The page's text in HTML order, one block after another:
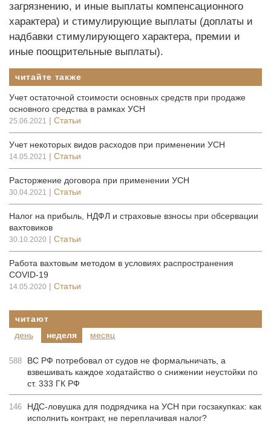
загрязнению, и иные выплаты компенсационного
характера) и стимулирующие выплаты (доплаты и
надбавки стимулирующего характера, премии и
иные поощрительные выплаты).
читайте также
Учет остаточной стоимости основных средств при продаже
основного средства в рамках УСН
25.06.2021 | Статьи
Учет некоторых видов расходов при применении УСН
14.05.2021 | Статьи
Расторжение договора при применении УСН
30.04.2021 | Статьи
Налог на прибыль, НДФЛ и страховые взносы при обсервации
вахтовиков
30.10.2020 | Статьи
Работа вахтовым методом в условиях распространения
COVID-19
14.05.2020 | Статьи
читают
день
неделя месяц
588
ВС РФ потребовал от судов не формальничать, а
взвешивать каждое ходатайство о снижении неустойки по
ст. 333 ГК РФ
146
НДС-ловушка для подрядчика на УСН при госзакупках: как
исполнить контракт, не переплачивая налог?